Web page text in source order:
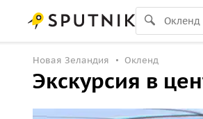
Новая Зеландия Окленд
Экскурсия в